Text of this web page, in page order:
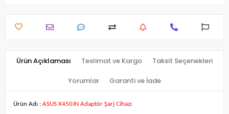
Ürün Açıklaması Teslimat ve Kargo Taksit Seçenekleri
Yorumlar Garanti ve İade
Ürün Adı : ASUS X450JN Adaptör Şarj Cihazı